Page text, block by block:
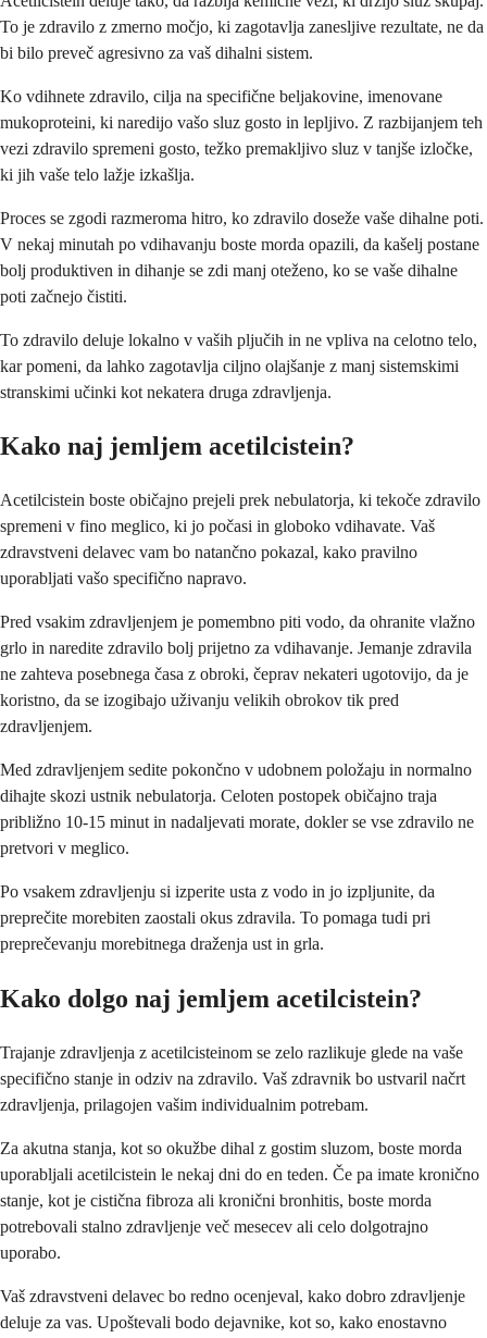
To je zdravilo z zmerno močjo, ki zagotavlja zanesljive rezultate, ne da
bi bilo preveč agresivno za vaš dihalni sistem.
Ko vdihnete zdravilo, cilja na specifične beljakovine, imenovane
mukoproteini, ki naredijo vašo sluz gosto in lepljivo. Z razbijanjem teh
vezi zdravilo spremeni gosto, težko premakljivo sluz v tanjše izločke,
ki jih vaše telo lažje izkašlja.
Proces se zgodi razmeroma hitro, ko zdravilo doseže vaše dihalne poti.
V nekaj minutah po vdihavanju boste morda opazili, da kašelj postane
bolj produktiven in dihanje se zdi manj oteženo, ko se vaše dihalne
poti začnejo čistiti.
To zdravilo deluje lokalno v vaših pljučih in ne vpliva na celotno telo,
kar pomeni, da lahko zagotavlja ciljno olajšanje z manj sistemskimi
stranskimi učinki kot nekatera druga zdravljenja.
Kako naj jemljem acetilcistein?
Acetilcistein boste običajno prejeli prek nebulatorja, ki tekoče zdravilo
spremeni v fino meglico, ki jo počasi in globoko vdihavate. Vaš
zdravstveni delavec vam bo natančno pokazal, kako pravilno
uporabljati vašo specifično napravo.
Pred vsakim zdravljenjem je pomembno piti vodo, da ohranite vlažno
grlo in naredite zdravilo bolj prijetno za vdihavanje. Jemanje zdravila
ne zahteva posebnega časa z obroki, čeprav nekateri ugotovijo, da je
koristno, da se izogibajo uživanju velikih obrokov tik pred
zdravljenjem.
Med zdravljenjem sedite pokončno v udobnem položaju in normalno
dihajte skozi ustnik nebulatorja. Celoten postopek običajno traja
približno 10-15 minut in nadaljevati morate, dokler se vse zdravilo ne
pretvori v meglico.
Po vsakem zdravljenju si izperite usta z vodo in jo izpljunite, da
preprečite morebiten zaostali okus zdravila. To pomaga tudi pri
preprečevanju morebitnega draženja ust in grla.
Kako dolgo naj jemljem acetilcistein?
Trajanje zdravljenja z acetilcisteinom se zelo razlikuje glede na vaše
specifično stanje in odziv na zdravilo. Vaš zdravnik bo ustvaril načrt
zdravljenja, prilagojen vašim individualnim potrebam.
Za akutna stanja, kot so okužbe dihal z gostim sluzom, boste morda
uporabljali acetilcistein le nekaj dni do en teden. Če pa imate kronično
stanje, kot je cistična fibroza ali kronični bronhitis, boste morda
potrebovali stalno zdravljenje več mesecev ali celo dolgotrajno
uporabo.
Vaš zdravstveni delavec bo redno ocenjeval, kako dobro zdravljenje
deluje za vas. Upoštevali bodo dejavnike, kot so, kako enostavno